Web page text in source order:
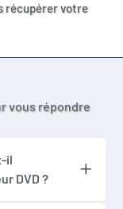
avec câble C7
IEC C8,
admissible avant
récupérer votre
vous répondre
il
DVD ?